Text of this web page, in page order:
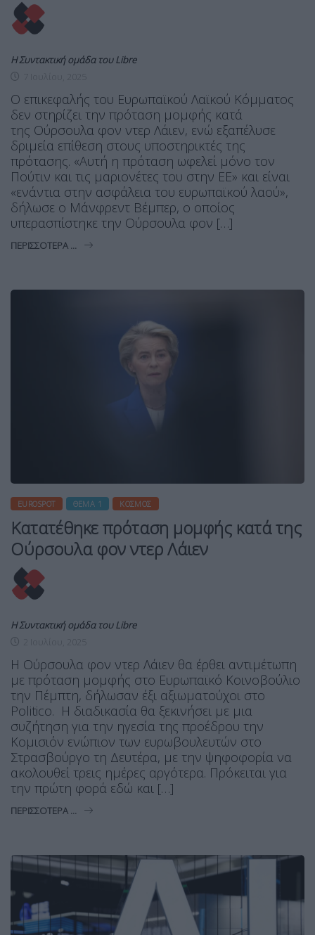
Η Συντακτική ομάδα του Libre
Ο επικεφαλής του Ευρωπαϊκού Λαϊκού Κόμματος
δεν στηρίζει την πρόταση μομφής κατά
της Ούρσουλα φον ντερ Λάιεν, ενώ εξαπέλυσε
δριμεία επίθεση στους υποστηρικτές της
πρότασης. «Αυτή η πρόταση ωφελεί μόνο τον
Πούτιν και τις μαριονέτες του στην ΕΕ» και είναι
«ενάντια στην ασφάλεια του ευρωπαϊκού λαού»,
δήλωσε ο Μάνφρεντ Βέμπερ, ο οποίος
υπερασπίστηκε την Ούρσουλα φον […]
ΠΕΡΙΣΣΌΤΕΡΑ ...
EUROSPOT ΘΈΜΑ 1 ΚΌΣΜΟΣ
Κατατέθηκε πρόταση μομφής κατά της
Ούρσουλα φον ντερ Λάιεν
Η Συντακτική ομάδα του Libre
Η Ούρσουλα φον ντερ Λάιεν θα έρθει αντιμέτωπη
με πρόταση μομφής στο Ευρωπαϊκό Κοινοβούλιο
την Πέμπτη, δήλωσαν έξι αξιωματούχοι στο
Politico. H διαδικασία θα ξεκινήσει με μια
συζήτηση για την ηγεσία της προέδρου την
Κομισιόν ενώπιον των ευρωβουλευτών στο
Στρασβούργο τη Δευτέρα, με την ψηφοφορία να
ακολουθεί τρεις ημέρες αργότερα. Πρόκειται για
την πρώτη φορά εδώ και […]
ΠΕΡΙΣΣΌΤΕΡΑ ...